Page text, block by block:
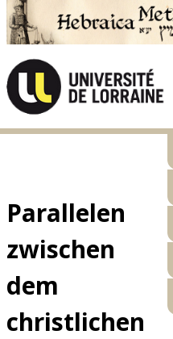
Parallelen
zwischen
dem
christlichen